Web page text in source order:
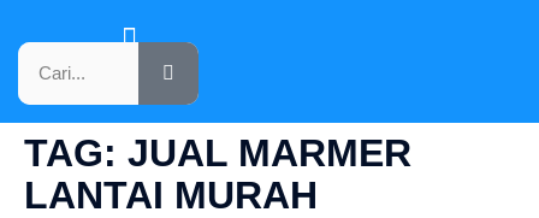
TAG: JUAL MARMER
LANTAI MURAH